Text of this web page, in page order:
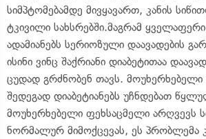
სიმპტომებამდე მივყავართ, კანის
ტკივილი სახსრებში.მაგრამ ყველაფერი
ადამიანებს სერიოზული დაავადების
ისინი ვინც შაქრიანი დიაბეტითაა
ცუდად გრძნობენ თავს.
შედეგად დიაბეტიანებს უჩნდებათ
მოუხერხებელი ფეხსაცმელი არღვევს
ნორმალურ მიმოქცევას, ეს პრობლემა